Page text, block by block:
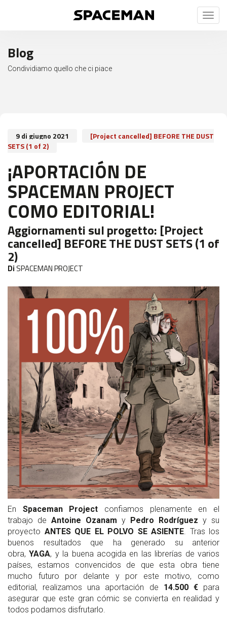
Toggle
Blog
Condividiamo quello che ci piace
9 di giugno 2021
[Project cancelled] BEFORE THE DUST
SETS (1 of 2)
¡APORTACIÓN DE
SPACEMAN PROJECT
COMO EDITORIAL!
Aggiornamenti sul progetto: [Project
cancelled] BEFORE THE DUST SETS (1 of
2)
DiSPACEMAN PROJECT
En Spaceman Project confiamos plenamente en el
trabajo de Antoine Ozanam y Pedro Rodríguez y su
proyecto ANTES QUE EL POLVO SE ASIENTE. Tras los
buenos resultados que ha generado su anterior
obra,YAGA, y la buena acogida en las librerías de varios
países, estamos convencidos de que esta obra tiene
mucho futuro por delante y por este motivo, como
editorial, realizamos una aportación de 14.500 €para
asegurar que este gran cómic se convierta en realidad y
todos podamos disfrutarlo.